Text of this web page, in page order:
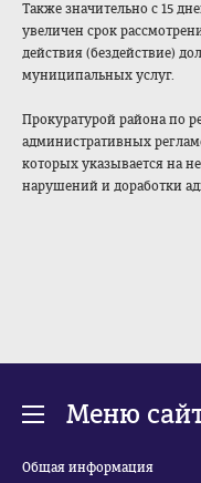
Также значительно с 15
увеличен срок
действия (бездействие)
муниципальных услуг.
Прокуратурой района по
административных
которых указывается на
нарушений и доработки
Меню
Общая информация